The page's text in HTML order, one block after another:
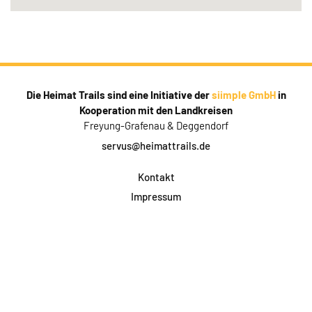
Die Heimat Trails sind eine Initiative dersiimple GmbHin
Kooperation mit den Landkreisen
Freyung-Grafenau & Deggendorf
servus@heimattrails.de
Kontakt
Impressum